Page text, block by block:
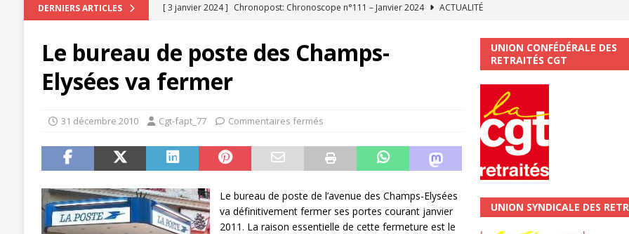
DERNIERS ARTICLES [ 3 janvier 2024 ] Chronopost: Chronoscope n°111 – Janvier 2024
ACTUALITÉ
[ 20 novembre 2023 ]
ACTUALITÉ
[ 15 novembre 2023 ]
[ 3 avril 2026 ] Mutuelle : encore des changements et…. des augmentations pour les salariéS !!!
POSTAL
[ 19 septembre 2025 ] La Poste -Projet de développement de la Direction Commerciale DDCE/Télévente :
SECTEUR POSTAL
[ 16 septembre 2025 ] La Poste – Activités Sociales et Culturelles : Un droit, pas un cadeau !
Le bureau de poste des Champs-
Elysées va fermer
31 décembre 2010 Cgt-fapt_77 Commentaires fermés
Le bureau de poste de l’avenue des Champs-Elysées
va définitivement fermer ses portes courant janvier
2011. La raison essentielle de cette fermeture est le
UNION CONFÉDÉRALE DES
RETRAITÉS CGT
UNION SYNDICALE DES